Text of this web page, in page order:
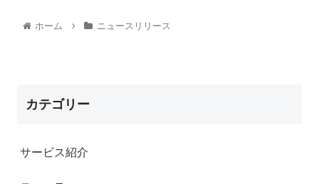
ホーム ニュースリリース
カテゴリー
サービス紹介